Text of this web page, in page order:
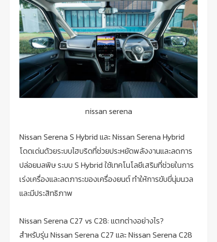
nissan serena
Nissan Serena S Hybrid และ Nissan Serena Hybrid
โดดเด่นด้วยระบบไฮบริดที่ช่วยประหยัดพลังงานและลดการ
ปล่อยมลพิษ ระบบ S Hybrid ใช้เทคโนโลยีเสริมที่ช่วยในการ
เร่งเครื่องและลดภาระของเครื่องยนต์ ทำให้การขับขี่นุ่มนวล
และมีประสิทธิภาพ
Nissan Serena C27 vs C28: แตกต่างอย่างไร?
สำหรับรุ่น Nissan Serena C27 และ Nissan Serena C28